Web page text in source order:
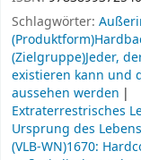
Schlagwörter:
(Zielgruppe)Jeder,
existieren kann und
aussehen werden
Extraterrestrisches
Ursprung des Lebens
(VLB-WN)1670: